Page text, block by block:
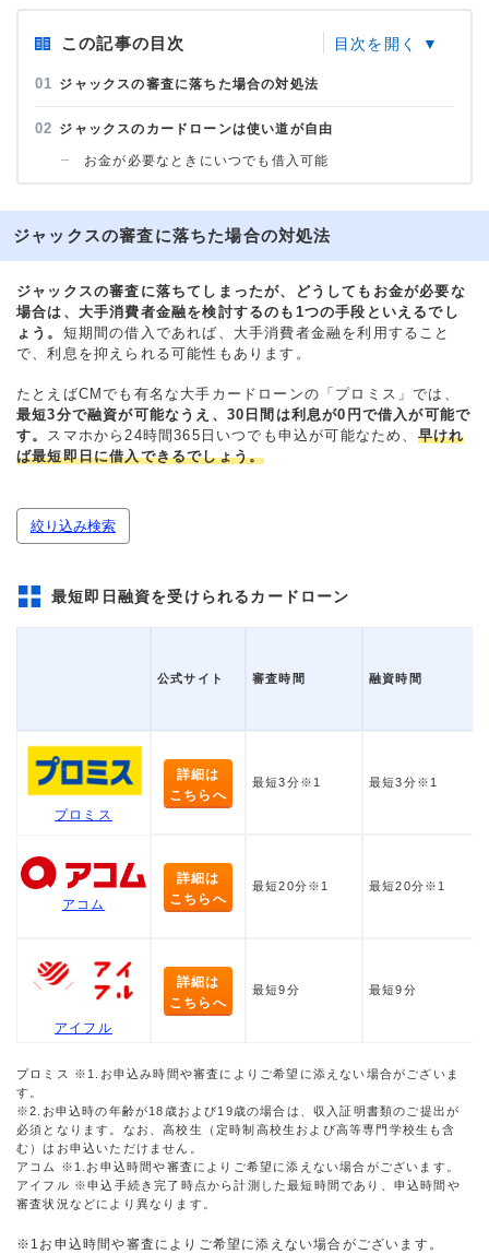
この記事の目次
ジャックスの審査に落ちた場合の対処法
ジャックスのカードローンは使い道が自由
お金が必要なときにいつでも借入可能
ジャックスの審査に落ちた場合の対処法
ジャックスの審査に落ちてしまったが、どうしてもお金が必要な
場合は、大手消費者金融を検討するのも1つの手段といえるでし
ょう。 短期間の借入であれば、大手消費者金融を利用すること
で、利息を抑えられる可能性もあります。
たとえばCMでも有名な大手カードローンの「プロミス」では、
最短3分で融資が可能なうえ、30日間は利息が0円で借入が可能で
す。
スマホから24時間365日いつでも申込が可能なため、 早けれ
ば最短即日に借入できるでしょう。
絞り込み検索
最短即日融資を受けられるカードローン
公式サイト 審査時間 融資時間
プロミス
詳細は
こちらへ
最短3分※1 最短3分※1
アコム
詳細は
こちらへ
最短20分※1 最短20分※1
アイフル
詳細は
こちらへ
最短9分 最短9分
プロミス ※1.お申込み時間や審査によりご希望に添えない場合がございま
す。
※2.お申込時の年齢が18歳および19歳の場合は、収入証明書類のご提出が
必須となります。なお、高校生（定時制高校生および高等専門学校生も含
む）はお申込いただけません。
アコム ※1.お申込時間や審査によりご希望に添えない場合がございます。
アイフル ※申込手続き完了時点から計測した最短時間であり、申込時間や
審査状況などにより異なります。
※1お申込時間や審査によりご希望に添えない場合がございます。